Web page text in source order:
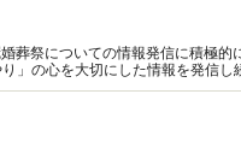
葬祭についての情報発信に積極的
」の心を大切にした情報を発信し